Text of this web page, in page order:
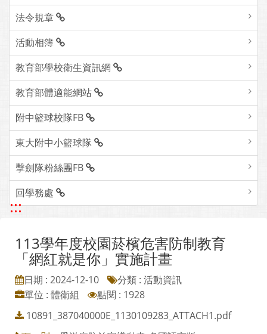
法令規章
活動相簿
教育部學校衛生資訊網
教育部體適能網站
附中籃球校隊FB
東大附中小籃球隊
擊劍隊粉絲團FB
回學務處
:::
113學年度校園菸檳危害防制教育
「網紅就是你」實施計畫
日期 : 2024-12-10
分類 : 活動資訊
單位 : 體衛組
點閱 : 1928
10891_387040000E_1130109283_ATTACH1.pdf